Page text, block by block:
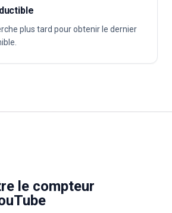
plus tard pour obtenir le dernier
le compteur